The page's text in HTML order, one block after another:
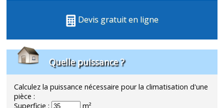
Devis gratuit en ligne
Quelle puissance ?
Calculez la puissance nécessaire pour la climatisation d'une
pièce :
Superficie :
m²